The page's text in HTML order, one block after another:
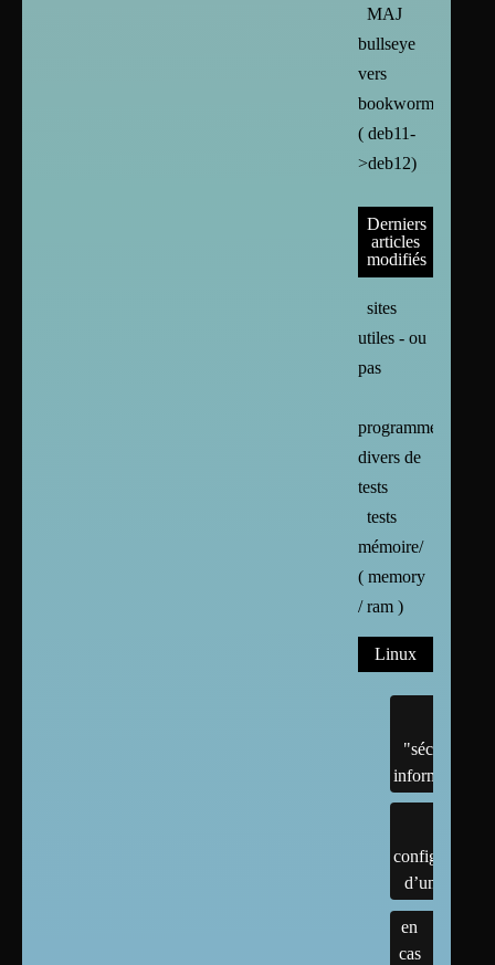
MAJ
bullseye
vers
bookworm
( deb11-
>deb12)
Derniers
articles
modifiés
sites
utiles - ou
pas
programmes
divers de
tests
tests
mémoire/
( memory
/ ram )
Linux
"sécurité"
informatique
configuration
d’un linux
en
cas